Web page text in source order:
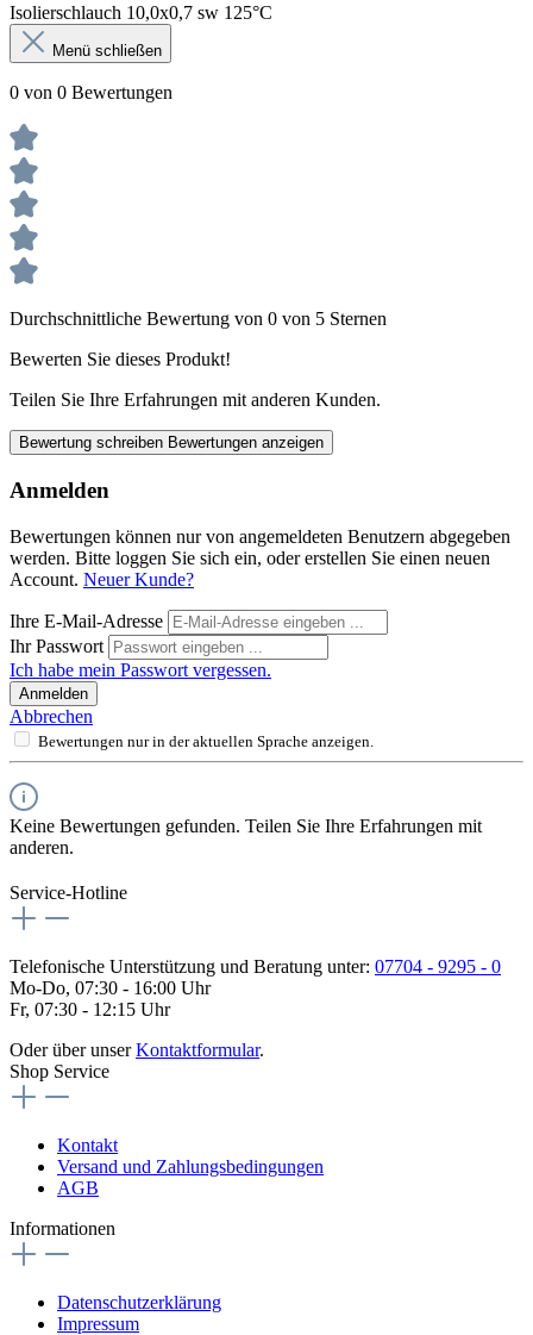
Isolierschlauch 10,0x0,7 sw 125°C
Menü schließen
0 von 0 Bewertungen
Durchschnittliche Bewertung von 0 von 5 Sternen
Bewerten Sie dieses Produkt!
Teilen Sie Ihre Erfahrungen mit anderen Kunden.
Bewertung schreiben Bewertungen anzeigen
Anmelden
Bewertungen können nur von angemeldeten Benutzern abgegeben
werden. Bitte loggen Sie sich ein, oder erstellen Sie einen neuen
Account. Neuer Kunde?
Ihre E-Mail-Adresse
Ihr Passwort
Ich habe mein Passwort vergessen.
Anmelden
Abbrechen
Bewertungen nur in der aktuellen Sprache anzeigen.
Keine Bewertungen gefunden. Teilen Sie Ihre Erfahrungen mit
anderen.
Service-Hotline
Telefonische Unterstützung und Beratung unter: 07704 - 9295 - 0
Mo-Do, 07:30 - 16:00 Uhr
Fr, 07:30 - 12:15 Uhr
Oder über unserKontaktformular.
Shop Service
Kontakt
Versand und Zahlungsbedingungen
AGB
Informationen
Datenschutzerklärung
Impressum